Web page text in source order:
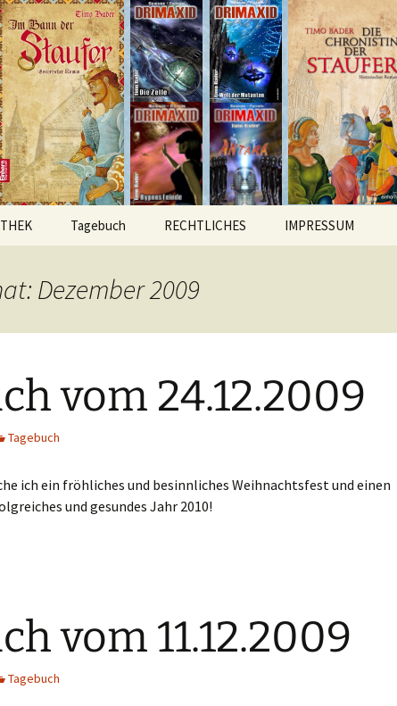
Geschichten
Tagebuch RECHTLICHES IMPRESSUM
Dezember 2009
vom 24.12.2009
Tagebuch
ich ein fröhliches und besinnliches Weihnachtsfest und einen
und gesundes Jahr 2010!
vom 11.12.2009
Tagebuch